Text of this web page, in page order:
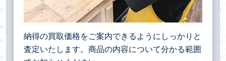
納得の買取価格をご案内できるようにしっかりと
査定いたします。商品の内容について分かる範囲